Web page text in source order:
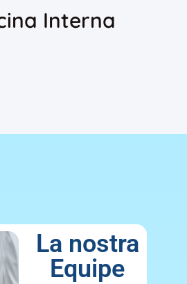
Interna
La nostra
Equipe